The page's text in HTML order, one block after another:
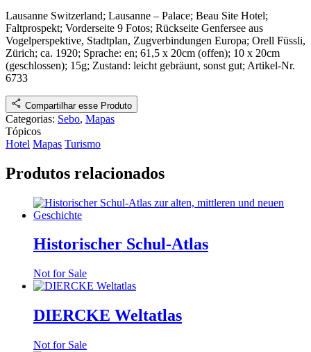
Lausanne Switzerland; Lausanne – Palace; Beau Site Hotel;
Faltprospekt; Vorderseite 9 Fotos; Rückseite Genfersee aus
Vogelperspektive, Stadtplan, Zugverbindungen Europa; Orell Füssli,
Zürich; ca. 1920; Sprache: en; 61,5 x 20cm (offen); 10 x 20cm
(geschlossen); 15g; Zustand: leicht gebräunt, sonst gut; Artikel-Nr.
6733
Compartilhar esse Produto
Categorias: Sebo, Mapas
Tópicos
Hotel Mapas Turismo
Produtos relacionados
Historischer Schul-Atlas
Not for Sale
DIERCKE Weltatlas
Not for Sale